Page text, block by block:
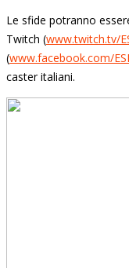
Le sfide potranno
Twitch (www.twitch.tv/
(www.facebook.com/
caster italiani.